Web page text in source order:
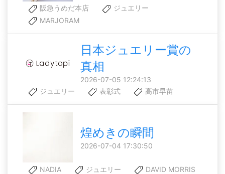
阪急うめだ本店
ジュエリー
MARJORAM
日本ジュエリー賞の
真相
2026-07-05 12:24:13
ジュエリー
表彰式 高市早苗
煌めきの瞬間
2026-07-04 17:30:50
NADIA ジュエリー DAVID MORRIS